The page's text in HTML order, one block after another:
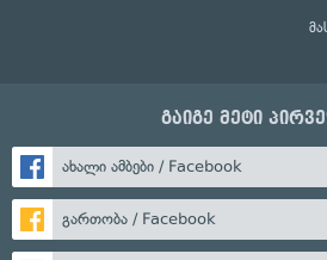
გაიგე მეტი
ახალი ამბები / Facebook
გართობა / Facebook